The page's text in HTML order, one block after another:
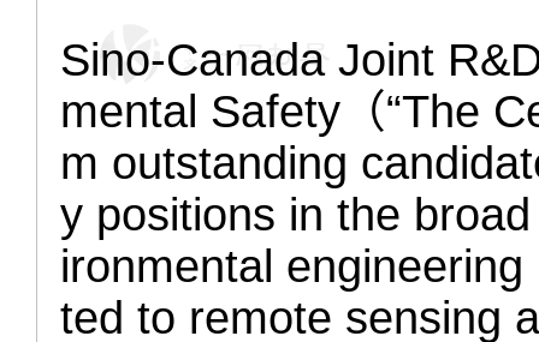
Sino-Canada Joint
mental Safety（“The
m outstanding
y positions in the
ironmental
ted to remote sensing